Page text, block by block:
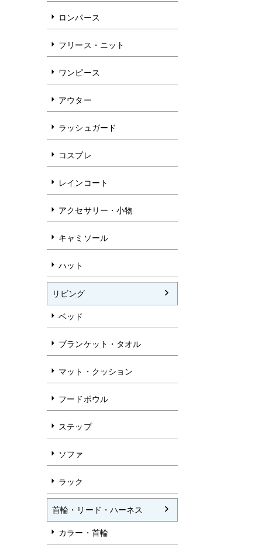
ロンパース
フリース・ニット
ワンピース
アウター
ラッシュガード
コスプレ
レインコート
アクセサリー・小物
キャミソール
ハット
リビング
ベッド
ブランケット・タオル
マット・クッション
フードボウル
ステップ
ソファ
ラック
首輪・リード・ハーネス
カラー・首輪